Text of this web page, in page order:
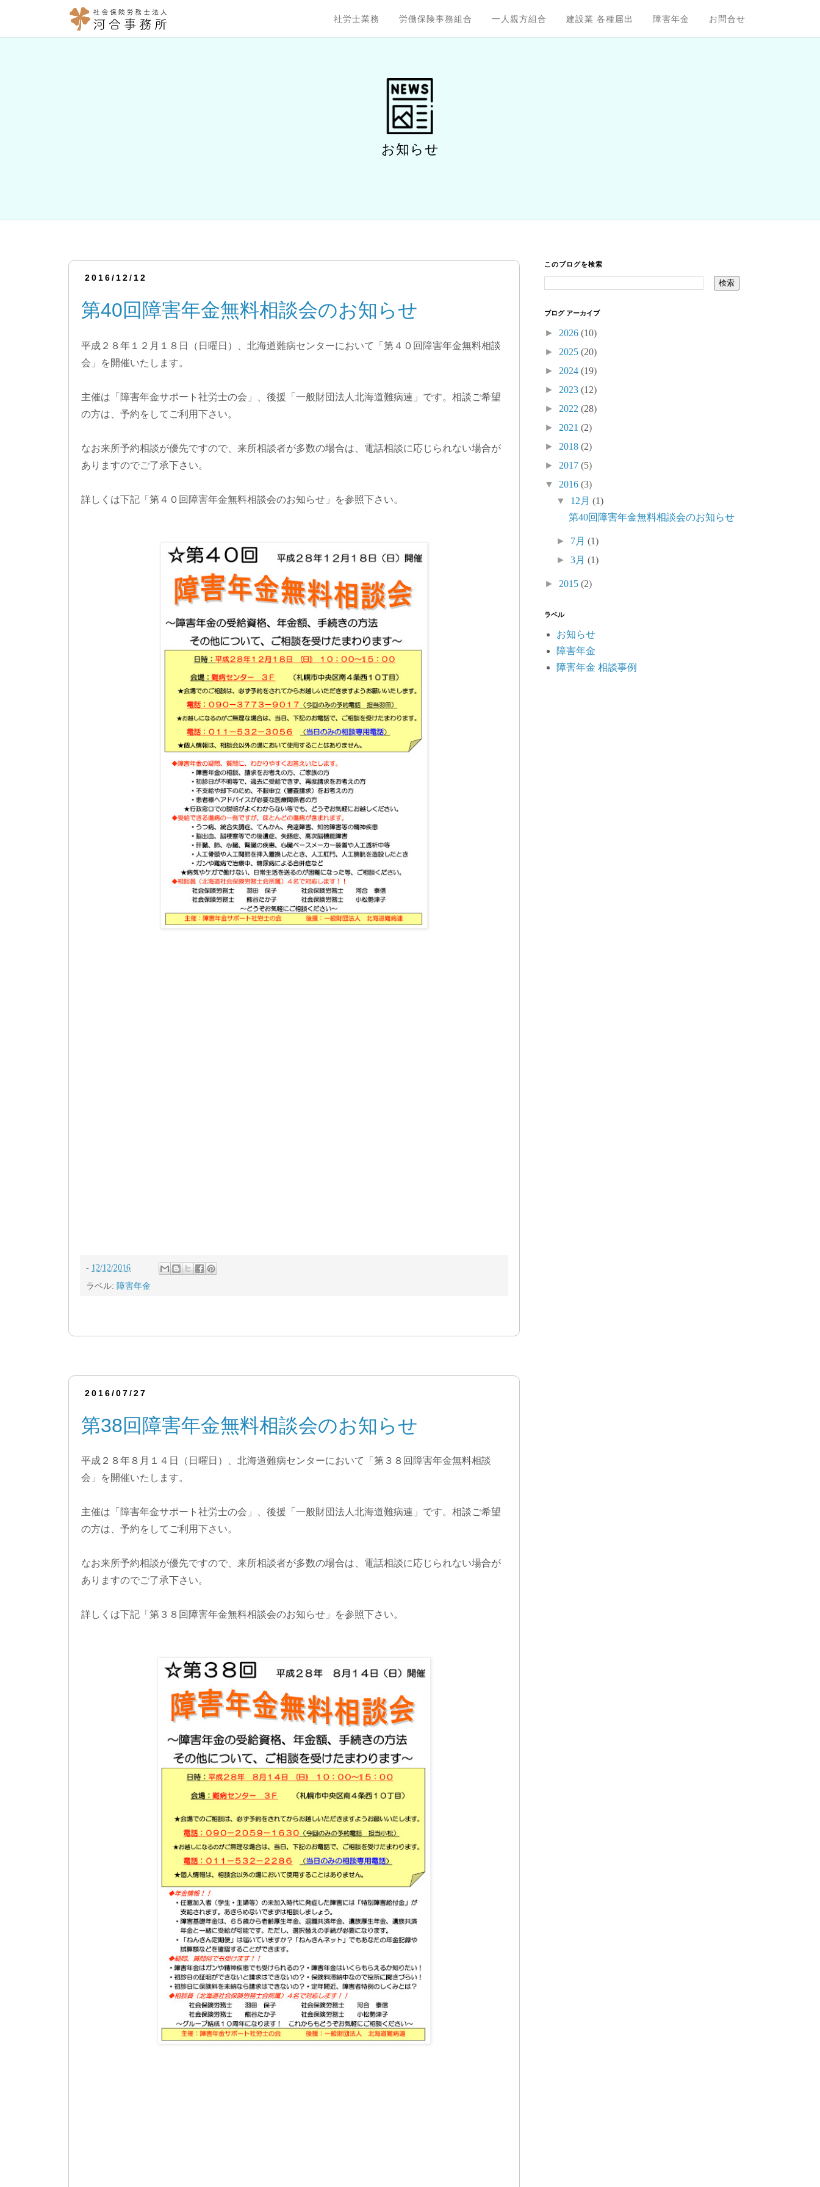
社労士業務 労働保険事務組合 一人親方組合 建設業 各種届出 障害年金 お問合せ
お知らせ
2016/12/12
第40回障害年金無料相談会のお知らせ
平成２８年１２月１８日（日曜日）、北海道難病センターにおいて「第４０回障害年金無料相談
会」を開催いたします。
主催は「障害年金サポート社労士の会」、後援「一般財団法人北海道難病連」です。相談ご希望
の方は、予約をしてご利用下さい。
なお来所予約相談が優先ですので、来所相談者が多数の場合は、電話相談に応じられない場合が
ありますのでご了承下さい。
詳しくは下記「第４０回障害年金無料相談会のお知らせ」を参照下さい。
- 12/12/2016
ラベル: 障害年金
2016/07/27
第38回障害年金無料相談会のお知らせ
平成２８年８月１４日（日曜日）、北海道難病センターにおいて「第３８回障害年金無料相談
会」を開催いたします。
主催は「障害年金サポート社労士の会」、後援「一般財団法人北海道難病連」です。相談ご希望
の方は、予約をしてご利用下さい。
なお来所予約相談が優先ですので、来所相談者が多数の場合は、電話相談に応じられない場合が
ありますのでご了承下さい。
詳しくは下記「第３８回障害年金無料相談会のお知らせ」を参照下さい。
このブログを検索
ブログ アーカイブ
► 2026 (10)
► 2025 (20)
► 2024 (19)
► 2023 (12)
► 2022 (28)
► 2021 (2)
► 2018 (2)
► 2017 (5)
▼ 2016 (3)
▼ 12月(1)
第40回障害年金無料相談会のお知らせ
► 7月(1)
►3月(1)
► 2015 (2)
ラベル
お知らせ
障害年金
障害年金 相談事例